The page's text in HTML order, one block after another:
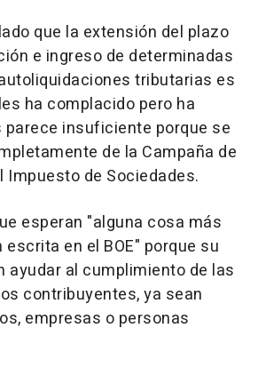
que la extensión del plazo
e ingreso de determinadas
tributarias es
ha complacido pero ha
parece insuficiente porque se
de la Campaña de
Impuesto de Sociedades.
esperan "alguna cosa más
en el BOE" porque su
ayudar al cumplimiento de las
contribuyentes, ya sean
empresas o personas